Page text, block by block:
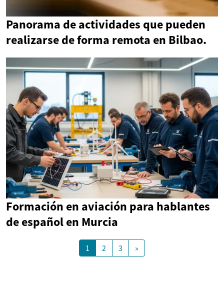
Panorama de actividades que pueden
realizarse de forma remota en Bilbao.
Formación en aviación para hablantes
de español en Murcia
1 2 3 »